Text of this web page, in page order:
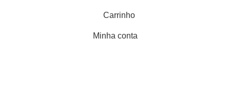
Carrinho
Minha conta